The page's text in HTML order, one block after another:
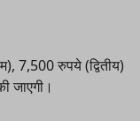
7,500 रुपये (द्वितीय)
जाएगी।